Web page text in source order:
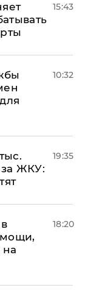
15:43
10:32
за ЖКУ:
19:35
на
18:20